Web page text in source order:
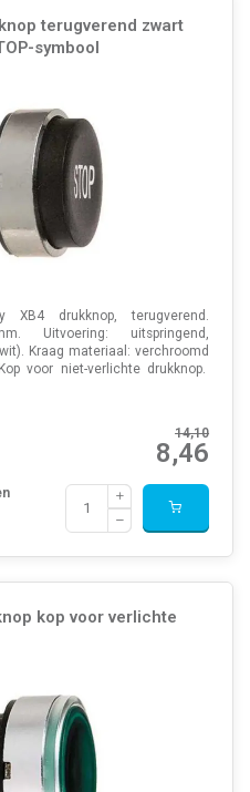
terugverend zwart
symbool
XB4 drukknop, terugverend.
Uitvoering: uitspringend,
Kraag materiaal: verchroomd
voor niet-verlichte drukknop.
14,10
8,46
kop voor verlichte